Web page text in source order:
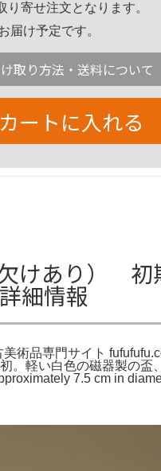
り寄せ注文となります。
届け予定です。
取り方法・送料について
カートに入れる
けあり） 初
細情報
術品専門サイト
。軽い白色の磁器製の
7.5 cm in